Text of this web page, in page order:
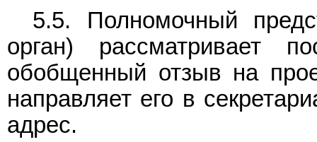
5.5. Полномочный
орган) рассматривает
обобщенный отзыв на
направляет его в
адрес.